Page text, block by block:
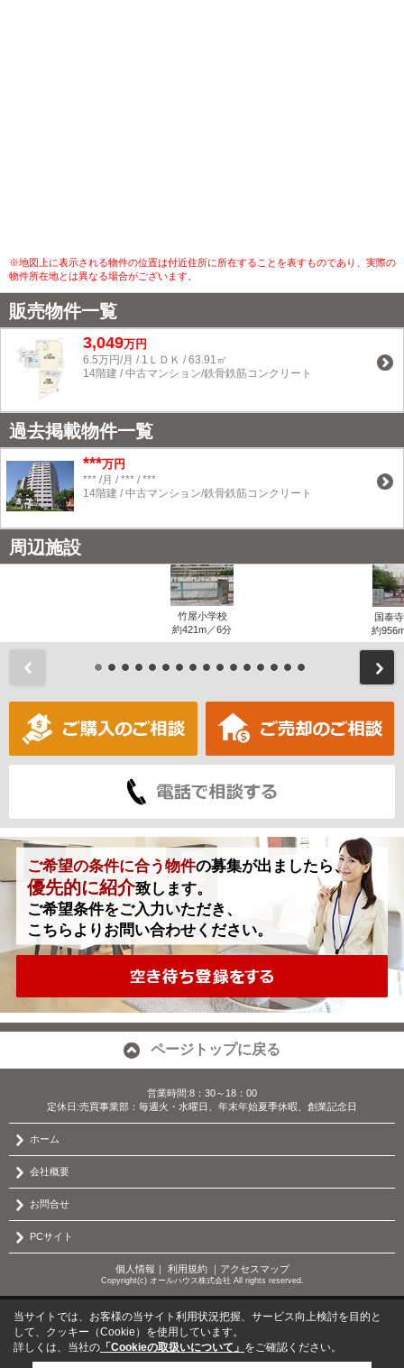
※地図上に表示される物件の位置は付近住所に所在することを表すものであり、実際の
物件所在地とは異なる場合がございます。
販売物件一覧
3,049万円
6.5万円/月 / 1ＬＤＫ / 63.91㎡
14階建 / 中古マンション/鉄骨鉄筋コンクリート
過去掲載物件一覧
***万円
*** /月 / *** / ***
14階建 / 中古マンション/鉄骨鉄筋コンクリート
周辺施設
竹屋小学校
約421m／6分
国泰
約
ご希望の条件に合う物件の募集が出ましたら、
優先的に紹介致します。
ご希望条件をご入力いただき、
こちらよりお問い合わせください。
ページトップに戻る
営業時間:8：30～18：00
定休日:売買事業部：毎週火・水曜日、年末年始夏季休暇、創業記念日
ホーム
会社概要
お問合せ
PCサイト
個人情報 ｜ 利用規約｜ アクセスマップ
Copyright(c) オールハウス株式会社 All rights reserved.
当サイトでは、お客様の当サイト利用状況把握、サービス向上検討を目的と
して、クッキー（Cookie）を使用しています。
詳しくは、当社の 「Cookieの取扱いについて」 をご確認ください。